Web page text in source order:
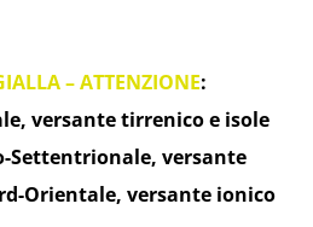
– ATTENZIONE:
versante tirrenico e isole
Settentrionale, versante
Orientale, versante ionico